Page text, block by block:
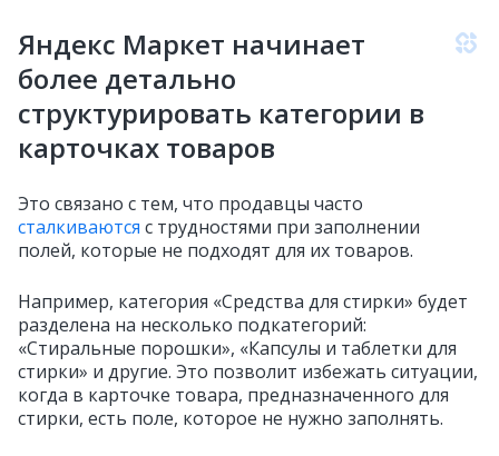
Яндекс Маркет начинает
более детально
структурировать категории в
карточках товаров
Это связано с тем, что продавцы часто
сталкиваются с трудностями при заполнении
полей, которые не подходят для их товаров.
Например, категория «Средства для стирки» будет
разделена на несколько подкатегорий:
«Стиральные порошки», «Капсулы и таблетки для
стирки» и другие. Это позволит избежать ситуации,
когда в карточке товара, предназначенного для
стирки, есть поле, которое не нужно заполнять.